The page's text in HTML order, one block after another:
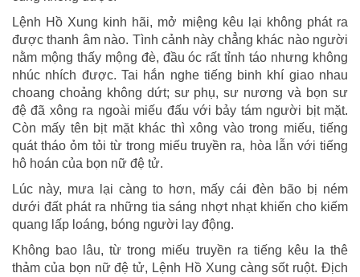
Lệnh Hồ Xung kinh hãi, mở miệng kêu lại không phát ra
được thanh âm nào. Tình cảnh này chẳng khác nào người
nằm mộng thấy mộng đè, đầu óc rất tỉnh táo nhưng không
nhúc nhích được. Tai hắn nghe tiếng binh khí giao nhau
choang choảng không dứt; sư phụ, sư nương và bọn sư
đệ đã xông ra ngoài miếu đấu với bảy tám người bịt mặt.
Còn mấy tên bịt mặt khác thì xông vào trong miếu, tiếng
quát tháo ỏm tỏi từ trong miếu truyền ra, hòa lẫn với tiếng
hô hoán của bọn nữ đệ tử.
Lúc này, mưa lại càng to hơn, mấy cái đèn bão bị ném
dưới đất phát ra những tia sáng nhợt nhạt khiến cho kiếm
quang lấp loáng, bóng người lay động.
Không bao lâu, từ trong miếu truyền ra tiếng kêu la thê
thảm của bọn nữ đệ tử, Lệnh Hồ Xung càng sốt ruột. Địch